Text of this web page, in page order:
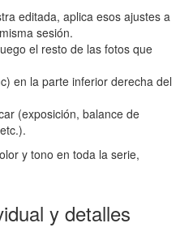
editada, aplica esos ajustes a
sesión.
el resto de las fotos que
en la parte inferior derecha del
(exposición, balance de
y tono en toda la serie,
y detalles